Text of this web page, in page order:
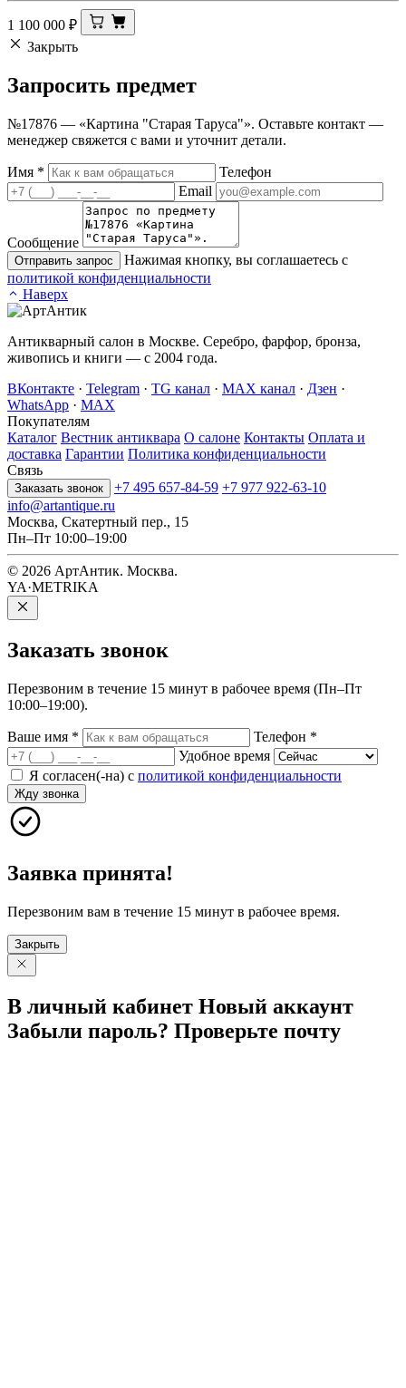
1 100 000 ₽
Закрыть
Запросить предмет
№17876 — «Картина "Старая Таруса"». Оставьте контакт —
менеджер свяжется с вами и уточнит детали.
Имя *
Телефон
Email
Сообщение
Отправить запрос
Нажимая кнопку, вы соглашаетесь с
политикой конфиденциальности
Наверх
Антикварный салон в Москве. Серебро, фарфор, бронза,
живопись и книги — с 2004 года.
ВКонтакте · Telegram · TG канал · MAX канал · Дзен ·
WhatsApp · MAX
Покупателям
Каталог Вестник антиквара О салоне Контакты Оплата и
доставка Гарантии Политика конфиденциальности
Связь
Заказать звонок +7 495 657-84-59 +7 977 922-63-10
info@artantique.ru
Москва, Скатертный пер., 15
Пн–Пт 10:00–19:00
© 2026 АртАнтик. Москва.
YA·METRIKA
Заказать звонок
Перезвоним в течение 15 минут в рабочее время (Пн–Пт
10:00–19:00).
Ваше имя * Телефон *
Удобное время
Я согласен(-на) с политикой конфиденциальности
Жду звонка
Заявка принята!
Перезвоним вам в течение 15 минут в рабочее время.
Закрыть
В личный кабинет Новый аккаунт
Забыли пароль? Проверьте почту